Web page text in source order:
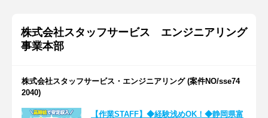
株式会社スタッフサービス エンジニアリング
事業本部
株式会社スタッフサービス・エンジニアリング (案件NO/sse74
2040)
【作業STAFF】◆経験浅めOK！◆静岡県富